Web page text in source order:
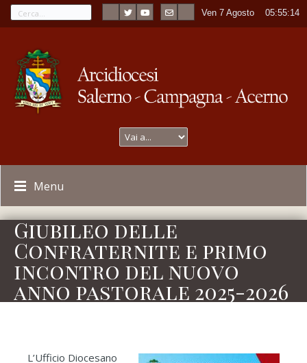
Ven 7 Agosto ----05:55:14
Menu
Giubileo delle
Confraternite e primo
incontro del nuovo
anno pastorale 2025-2026
L’Ufficio Diocesano